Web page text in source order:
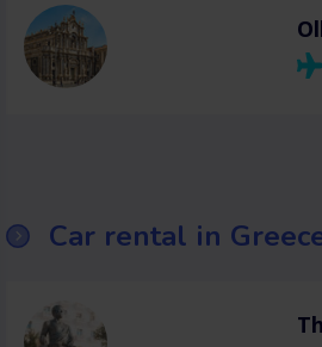
Car rental in